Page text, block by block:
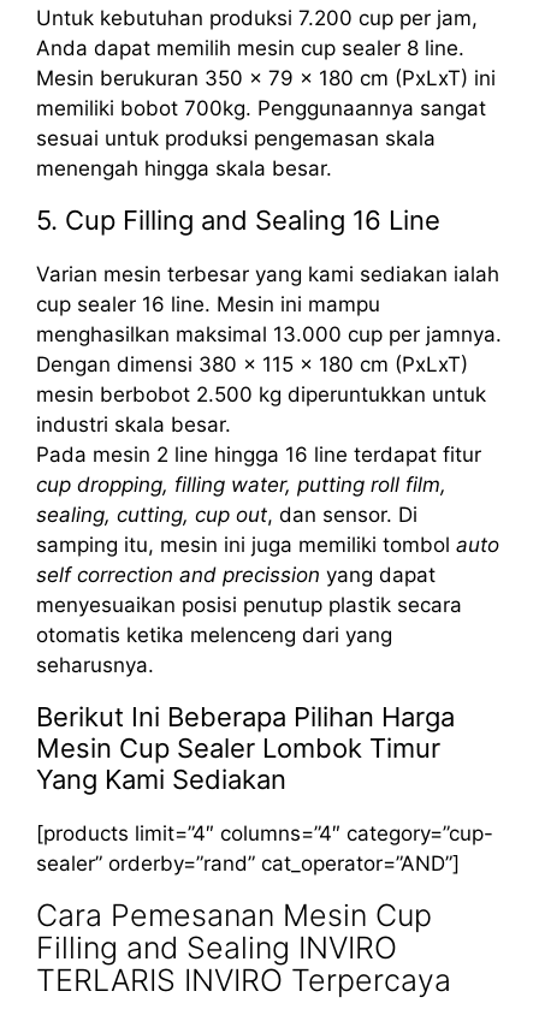
Untuk kebutuhan produksi 7.200 cup per jam,
Anda dapat memilih mesin cup sealer 8 line.
Mesin berukuran 350 x 79 x 180 cm (PxLxT) ini
memiliki bobot 700kg. Penggunaannya sangat
sesuai untuk produksi pengemasan skala
menengah hingga skala besar.
5. Cup Filling and Sealing 16 Line
Varian mesin terbesar yang kami sediakan ialah
cup sealer 16 line. Mesin ini mampu
menghasilkan maksimal 13.000 cup per jamnya.
Dengan dimensi 380 x 115 x 180 cm (PxLxT)
mesin berbobot 2.500 kg diperuntukkan untuk
industri skala besar.
Pada mesin 2 line hingga 16 line terdapat fitur
cup dropping, filling water, putting roll film,
sealing, cutting, cup out, dan sensor. Di
samping itu, mesin ini juga memiliki tombol auto
self correction and precission yang dapat
menyesuaikan posisi penutup plastik secara
otomatis ketika melenceng dari yang
seharusnya.
Berikut Ini Beberapa Pilihan Harga
Mesin Cup Sealer Lombok Timur
Yang Kami Sediakan
[products limit=”4″ columns=”4″ category=”cup-
sealer” orderby=”rand” cat_operator=”AND”]
Cara Pemesanan Mesin Cup
Filling and Sealing INVIRO
TERLARIS INVIRO Terpercaya